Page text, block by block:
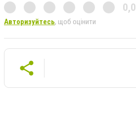
0,0
Авторизуйтесь, щоб оцінити